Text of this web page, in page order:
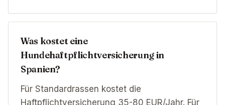
Was kostet eine
Hundehaftpflichtversicherung in
Spanien?
Für Standardrassen kostet die
Haftpflichtversicherung 35-80 EUR/Jahr. Für